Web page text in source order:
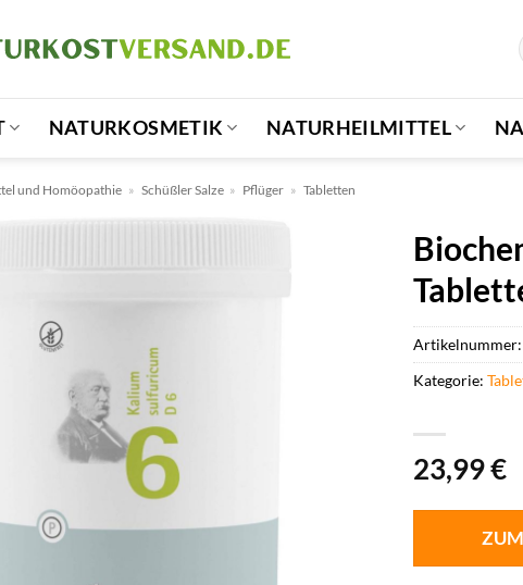
NATURKOSMETIK NATURHEILMITTEL
und Homöopathie » Schüßler Salze » Pflüger » Tabletten
23,99€
Artikelnummer:
Kategorie: